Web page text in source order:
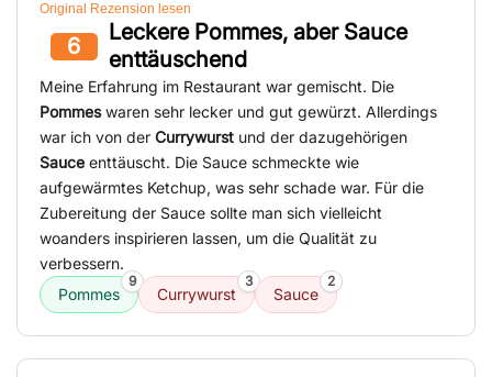
Original Rezension lesen
6
Leckere Pommes, aber Sauce
enttäuschend
Meine Erfahrung im Restaurant war gemischt. Die
Pommeswaren sehr lecker und gut gewürzt. Allerdings
war ich von der Currywurst und der dazugehörigen
Sauce enttäuscht. Die Sauce schmeckte wie
aufgewärmtes Ketchup, was sehr schade war. Für die
Zubereitung der Sauce sollte man sich vielleicht
woanders inspirieren lassen, um die Qualität zu
verbessern.
Pommes
9
Currywurst
3
Sauce
2